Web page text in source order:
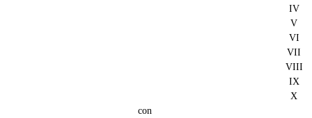
IV
V
VI
VII
VIII
IX
X
con